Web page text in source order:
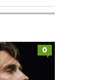
0